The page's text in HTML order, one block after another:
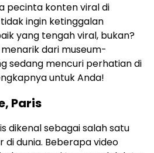
pecinta konten viral di
ingin ketinggalan
yang tengah viral, bukan?
dari museum-
sedang mencuri perhatian di
untuk Anda!
Paris
dikenal sebagai salah satu
di dunia. Beberapa video